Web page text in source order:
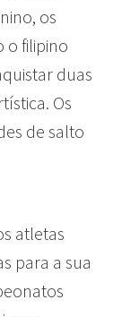
os
o filipino
duas
Os
de salto
atletas
para a sua